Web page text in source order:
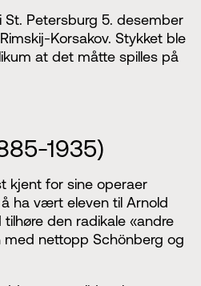
Petersburg 5. desember
Korsakov. Stykket ble
at det måtte spilles på
1935)
kjent for sine operaer
ha vært eleven til Arnold
den radikale «andre
med nettopp Schönberg og